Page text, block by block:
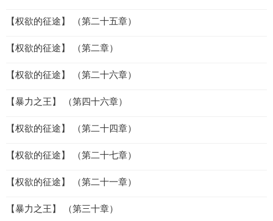
【权欲的征途】 （第二十五章）
【权欲的征途】 （第二章）
【权欲的征途】 （第二十六章）
【暴力之王】 （第四十六章）
【权欲的征途】 （第二十四章）
【权欲的征途】 （第二十七章）
【权欲的征途】 （第二十一章）
【暴力之王】 （第三十章）